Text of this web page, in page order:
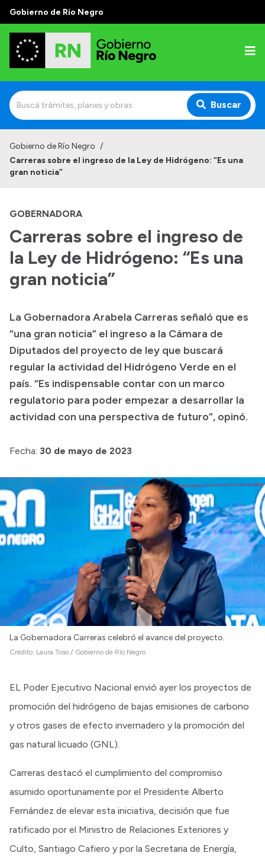
Gobierno de Río Negro
Buscar
Autoridades
Autoridades y Organismos
Discursos en la Legislatura
Casa de Gobierno
Acerca de Río Negro
Geografía
Invertí en Río Negro
Transparencia
Consulta de expedientes
Consulta de pago a proveedores
Convocatorias
Intranet
Gobierno de Río Negro /
Carreras sobre el ingreso de la Ley de Hidrógeno: “Es una
gran noticia”
GOBERNADORA
Carreras sobre el ingreso de
la Ley de Hidrógeno: “Es una
gran noticia”
La Gobernadora Arabela Carreras señaló que es
“una gran noticia” el ingreso a la Cámara de
Diputados del proyecto de ley que buscará
regular la actividad del Hidrógeno Verde en el
país. “Es indispensable contar con un marco
regulatorio para poder empezar a desarrollar la
actividad con una perspectiva de futuro”, opinó.
Fecha: 30 de mayo de 2023
La Gobernadora Carreras celebró el avance del proyecto.
Crédito: Laura Toso / Gobierno de Río Negro
EL Poder Ejecutivo Nacional envió ayer los proyectos de
promoción del hidrógeno de bajas emisiones de carbono
y otros gases de efecto invernadero y la promoción del
gas natural licuado (GNL).
Carreras destacó el cumplimiento del compromiso
asumido oportunamente por el Presidente Alberto
Fernández de elevar esta iniciativa, decisión que fue
ratificado por el Ministro de Relaciones Exteriores y
Culto, Santiago Cafiero y por la Secretaria de Energía,